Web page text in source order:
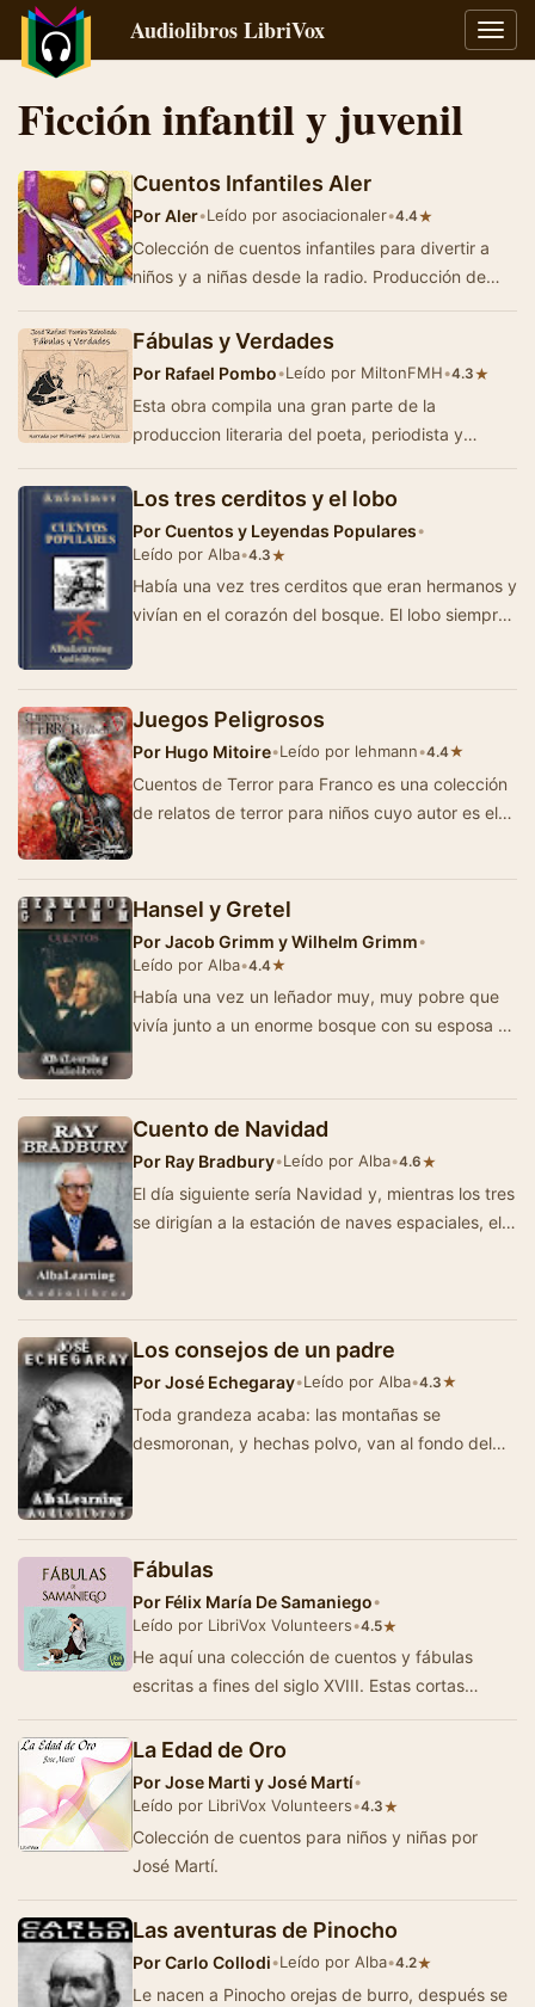
Audiolibros LibriVox
Ficción infantil y juvenil
Cuentos Infantiles Aler
PorAler•Leído por asociacionaler•4.4★
Colección de cuentos infantiles para divertir a
niños y a niñas desde la radio. Producción de
Fábulas y Verdades
Por Rafael Pombo•Leído por MiltonFMH•4.3★
Esta obra compila una gran parte de la
produccion literaria del poeta, periodista y
dedicada princip…
Los tres cerditos y el lobo
PorCuentos y Leyendas Populares•
Leído por Alba•4.3★
Había una vez tres cerditos que eran hermanos y
vivían en el corazón del bosque. El lobo siempre
Juegos Peligrosos
Por Hugo Mitoire•Leído por lehmann•4.4★
Cuentos de Terror para Franco es una colección
de relatos de terror para niños cuyo autor es el
Hansel y Gretel
PorJacob Grimm y Wilhelm Grimm•
Leído por Alba•4.4★
Había una vez un leñador muy, muy pobre que
vivía junto a un enorme bosque con su esposa y
Cuento de Navidad
Por Ray Bradbury•Leído por Alba•4.6★
El día siguiente sería Navidad y, mientras los tres
se dirigían a la estación de naves espaciales, el
Los consejos de un padre
PorJosé Echegaray•Leído por Alba•4.3★
Toda grandeza acaba: las montañas se
desmoronan, y hechas polvo, van al fondo del
Fábulas
Por Félix María De Samaniego•
Leído por LibriVox Volunteers•4.5★
He aquí una colección de cuentos y fábulas
escritas a fines del siglo XVIII. Estas cortas
La Edad de Oro
PorJose Marti y José Martí•
Leído por LibriVox Volunteers•4.3★
Colección de cuentos para niños y niñas por
José Martí.
Las aventuras de Pinocho
PorCarlo Collodi•Leído por Alba•4.2★
Le nacen a Pinocho orejas de burro, después se